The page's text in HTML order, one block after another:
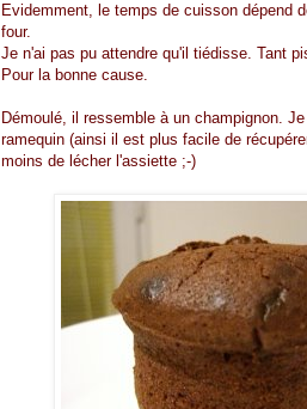
Evidemment, le temps de cuisson dépend
four.
Je n'ai pas pu attendre qu'il tiédisse. Tant
Pour la bonne cause.
Démoulé, il ressemble à un champignon.
ramequin (ainsi il est plus facile de
moins de lécher l'assiette ;-)